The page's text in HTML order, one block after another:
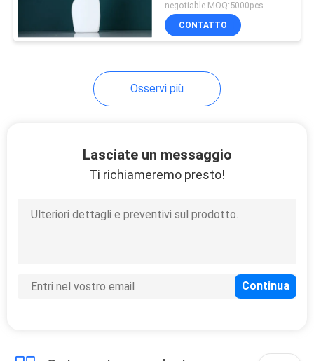
della bottiglia della
pompa dell'alcool/mano
negotiable MOQ:5000pcs
CONTATTO
Osservi più
Lasciate un messaggio
Ti richiameremo presto!